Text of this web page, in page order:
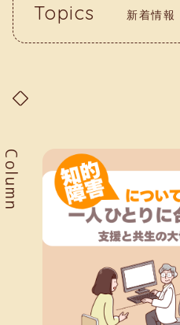
Topics 新着情報
Column
新着情報